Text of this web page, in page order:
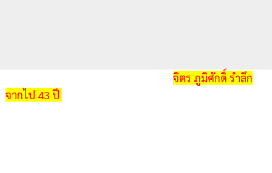
จิตร ภูมิศักดิ์ รำลึก
จากไป 43 ปี